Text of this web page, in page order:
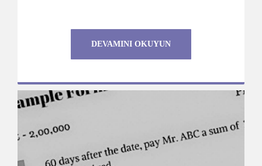
DEVAMINI OKUYUN